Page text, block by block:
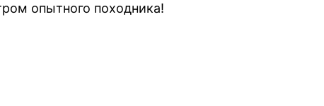
опытного походника!